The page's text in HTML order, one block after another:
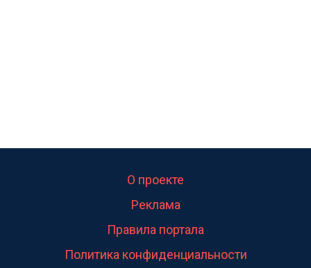
О проекте
Реклама
Правила портала
Политика конфиденциальности